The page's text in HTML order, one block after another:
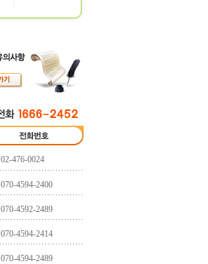
02-476-0024
070-4594-2400
070-4592-2489
070-4594-2414
070-4594-2489